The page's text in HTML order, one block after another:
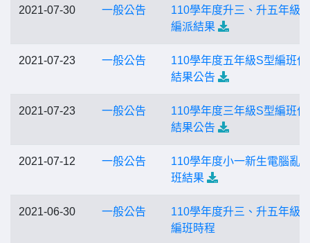
2021-07-30 一般公告
110學年度升三、升五年級
編派結果
2021-07-23 一般公告
110學年度五年級S型編班作
結果公告
2021-07-23 一般公告
110學年度三年級S型編班作
結果公告
2021-07-12 一般公告
110學年度小一新生電腦亂
班結果
2021-06-30 一般公告
110學年度升三、升五年級
編班時程